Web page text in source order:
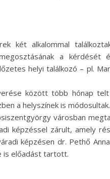
két alkalommal
a kérdését
helyi találkozó – pl.
között több hónap
a helyszínek is módosultak.
városban
képzéssel zárult, amely
képzésen dr. Pethő
is előadást tartott.